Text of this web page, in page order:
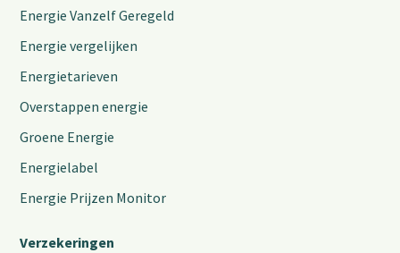
Energie Vanzelf Geregeld
Energie vergelijken
Energietarieven
Overstappen energie
Groene Energie
Energielabel
Energie Prijzen Monitor
Verzekeringen